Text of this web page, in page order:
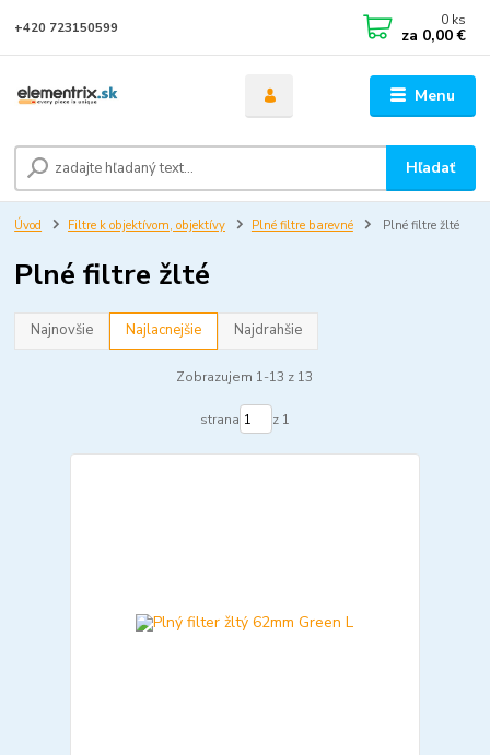
Menu
Hľadať
+420 723150599 0 ks
za 0,00 €
Úvod Filtre k objektívom, objektívy Plné filtre barevné Plné filtre žlté
Plné filtre žlté
Najnovšie Najlacnejšie Najdrahšie
Zobrazujem 1-13 z 13
strana z 1